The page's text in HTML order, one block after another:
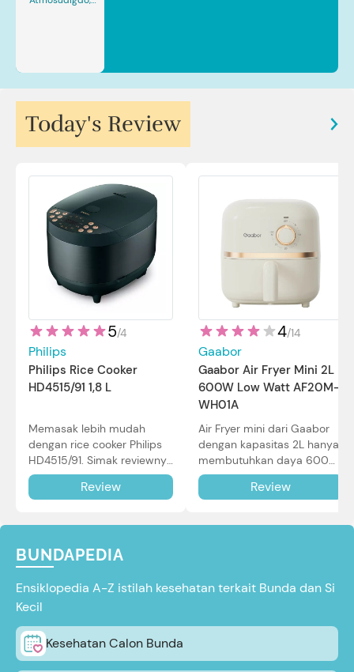
Today's Review
5/4
Philips
Philips Rice Cooker
HD4515/91 1,8 L
Memasak lebih mudah
dengan rice cooker Philips
HD4515/91. Simak reviewnya
di sini.
Review
4/14
Gaabor
Gaabor Air Fryer Mini 2L
600W Low Watt AF20M-
WH01A
Air Fryer mini dari Gaabor
dengan kapasitas 2L hanya
membutuhkan daya 600W
dalam pemakaian. Simak
review selengkapnya di sini.
Review
BUNDAPEDIA
Ensiklopedia A-Z istilah kesehatan terkait Bunda dan Si
Kecil
Kesehatan Calon Bunda